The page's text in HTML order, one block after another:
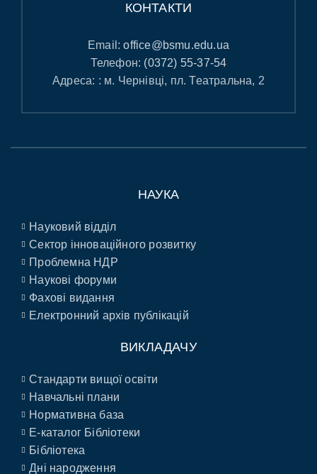
КОНТАКТИ
Email:office@bsmu.edu.ua
Телефон: (0372) 55-37-54
Адреса: : м. Чернівці, пл. Театральна, 2
НАУКА
Науковий відділ
Сектор інноваційного розвитку
Проблемна НДР
Наукові форуми
Фахові видання
Електронний архів публікацій
ВИКЛАДАЧУ
Стандарти вищої освіти
Навчальні плани
Нормативна база
E-каталог Бібліотеки
Бібліотека
Дні народження